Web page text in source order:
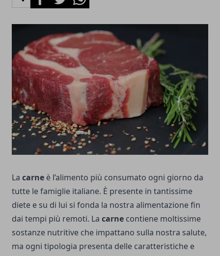
La carne è l’alimento più consumato ogni giorno da
tutte le famiglie italiane. È presente in tantissime
diete e su di lui si fonda la nostra alimentazione fin
dai tempi più remoti. La carne contiene moltissime
sostanze nutritive che impattano sulla nostra salute,
ma ogni tipologia presenta delle caratteristiche e